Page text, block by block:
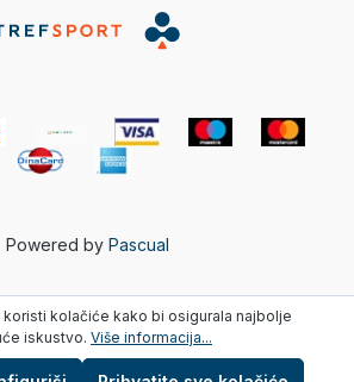
Powered by Pascual
kolačiće kako bi osigurala najbolje
iskustvo. Više informacija...